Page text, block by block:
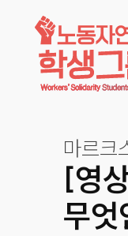
콘텐츠로
바로가기
마르크
[영
무엇